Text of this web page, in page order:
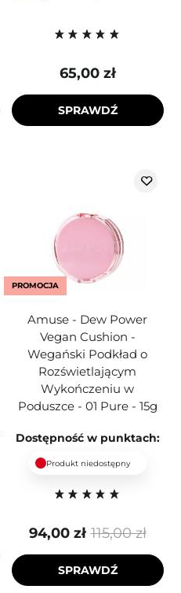
65,00 zł
SPRAWDŹ
PROMOCJA
Amuse - Dew Power
Vegan Cushion -
Wegański Podkład o
Rozświetlającym
Wykończeniu w
Poduszce - 01 Pure - 15g
Dostępność w punktach:
Produkt niedostępny
115,00 zł
94,00 zł
SPRAWDŹ